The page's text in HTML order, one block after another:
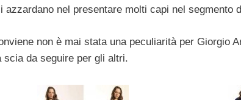
azzardano nel presentare molti capi nel segmento
non è mai stata una peculiarità per Giorgio
scia da seguire per gli altri.